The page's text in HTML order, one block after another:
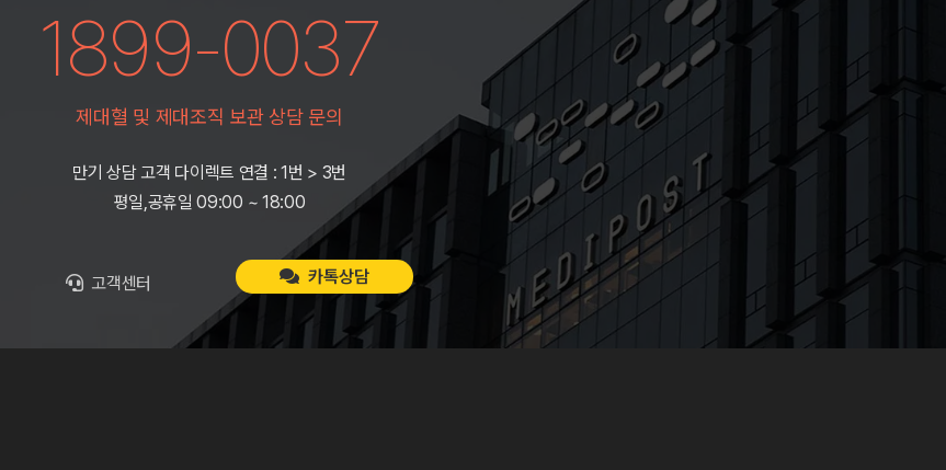
1899-0037
제대혈 및 제대조직 보관 상담 문의
만기 상담 고객 다이렉트 연결 : 1번 > 3번
평일,공휴일 09:00 ~ 18:00
고객센터 카톡상담